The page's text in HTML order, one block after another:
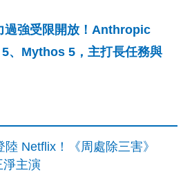
過強受限開放！Anthropic
、Mythos 5，主打長任務與
陸 Netflix！《周處除三害》
主演